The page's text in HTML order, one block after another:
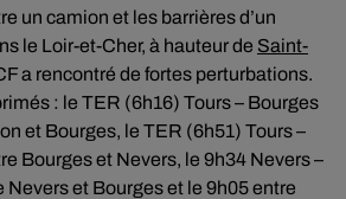
un camion et les barrières d’un
le Loir-et-Cher, à hauteur de Saint-
a rencontré de fortes perturbations.
: le TER (6h16) Tours – Bourges
et Bourges, le TER (6h51) Tours –
Bourges et Nevers, le 9h34 Nevers –
Nevers et Bourges et le 9h05 entre